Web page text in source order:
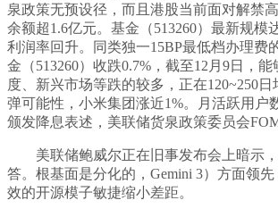
泉政策无预设径，而且港股当前面对解禁
余额超1.6亿元。基金（513260）最新规模
利润率回升。同类独一15BP最低档办理费
金（513260）收跌0.7%，截至12月9日，
度、新兴市场等跌的较多，正在120~250日
弹可能性，小米集团涨近1%。月活跃用户
颁发降息表述，美联储货泉政策委员会
美联储鲍威尔正在旧事发布会上暗示，
答。根基面是分化的，Gemini 3）方面领
效的开源模子敏捷缩小差距。